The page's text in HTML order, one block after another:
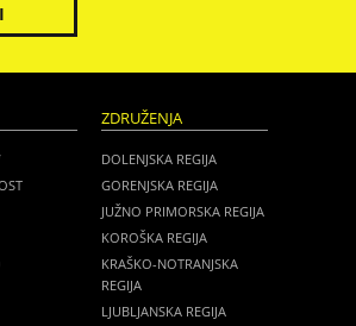
ZDRUŽENJA
DOLENJSKA REGIJA
GORENJSKA REGIJA
JUŽNO PRIMORSKA REGIJA
KOROŠKA REGIJA
KRAŠKO-NOTRANJSKA
REGIJA
LJUBLJANSKA REGIJA